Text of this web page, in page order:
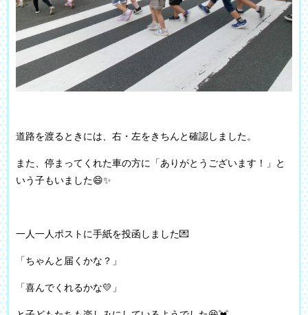
道路を渡るときには、右・左をきちんと確認しました。
また、停まってくれた車の方に「ありがとうございます！」と
いう子もいました😄✨
一人一人ポストに手紙を投函しました💌
「ちゃんと届くかな？」
「喜んでくれるかな💛」